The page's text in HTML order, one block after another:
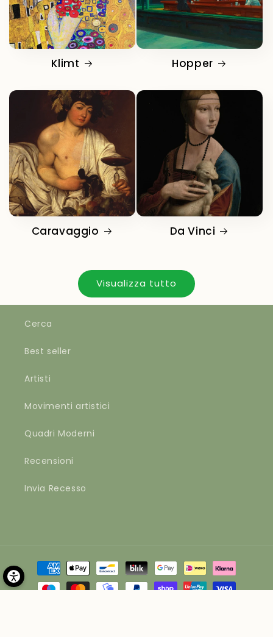
Klimt Hopper
Caravaggio Da Vinci
Visualizza tutto
Cerca
Best seller
Artisti
Movimenti artistici
Quadri Moderni
Recensioni
Invia Recesso
Metodi
di